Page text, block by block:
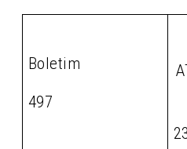
Boletim
497